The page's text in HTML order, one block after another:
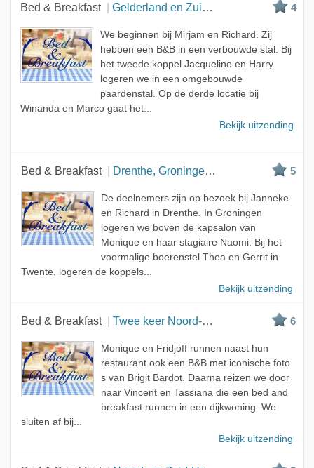
A - Z
Bed & Breakfast Gelderland en Zuid Holland 4
We beginnen bij Mirjam en Richard. Zij
hebben een B&B in een verbouwde stal. Bij
het tweede koppel Jacqueline en Harry
logeren we in een omgebouwde
paardenstal. Op de derde locatie bij
Winanda en Marco gaat het...
Bekijk uitzending
Bed & Breakfast Drenthe, Groningen en Twente 5
De deelnemers zijn op bezoek bij Janneke
en Richard in Drenthe. In Groningen
logeren we boven de kapsalon van
Monique en haar stagiaire Naomi. Bij het
voormalige boerenstel Thea en Gerrit in
Twente, logeren de koppels...
Bekijk uitzending
Bed & Breakfast Twee keer Noord-Holland en Noord-Brabant 6
Monique en Fridjoff runnen naast hun
restaurant ook een B&B met iconische foto
s van Brigit Bardot. Daarna reizen we door
naar Vincent en Tassiana die een bed and
breakfast runnen in een dijkwoning. We
sluiten af bij...
Bekijk uitzending